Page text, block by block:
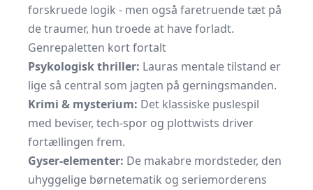
forskruede logik - men også faretruende tæt på
de traumer, hun troede at have forladt.
Genrepaletten kort fortalt
Psykologisk thriller: Lauras mentale tilstand er
lige så central som jagten på gerningsmanden.
Krimi & mysterium: Det klassiske puslespil
med beviser, tech-spor og plottwists driver
fortællingen frem.
Gyser-elementer: De makabre mordsteder, den
uhyggelige børnetematik og seriemorderens